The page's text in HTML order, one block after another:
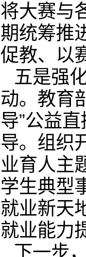
将大赛与
期统筹推
促教、以
五是强
动。教育
导”公益
导。组织
业育人主
学生典型
就业新天
就业能力
下一步